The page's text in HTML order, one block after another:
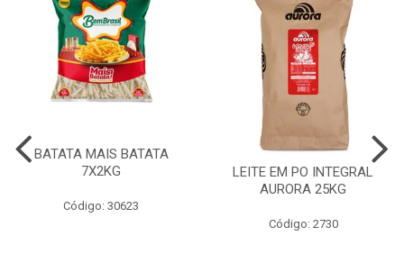
BATATA MAIS BATATA
7X2KG
Código: 30623
LEITE EM PO INTEGRAL
AURORA 25KG
Código: 2730